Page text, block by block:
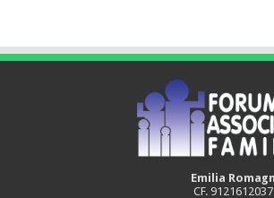
Emilia
CF.